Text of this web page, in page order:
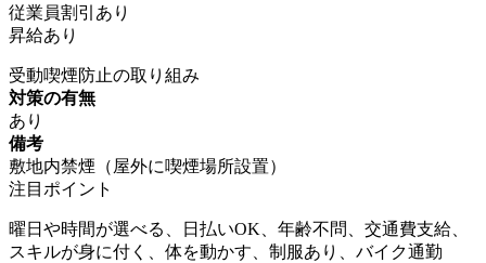
従業員割引あり
昇給あり
受動喫煙防止の取り組み
対策の有無
あり
備考
敷地内禁煙（屋外に喫煙場所設置）
注目ポイント
曜日や時間が選べる、日払いOK、年齢不問、交通費支給、
スキルが身に付く、体を動かす、制服あり、バイク通勤